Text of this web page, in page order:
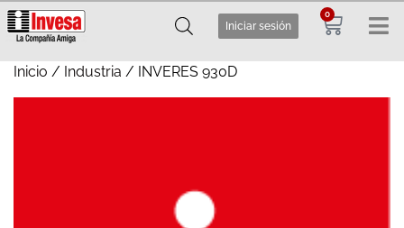
Iniciar sesión
0
Inicio / Industria / INVERES 930D